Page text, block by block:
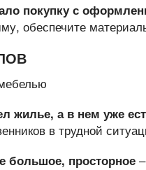
покупку с
обеспечите
жилье, а в нем уже
в трудной
большое, просторное